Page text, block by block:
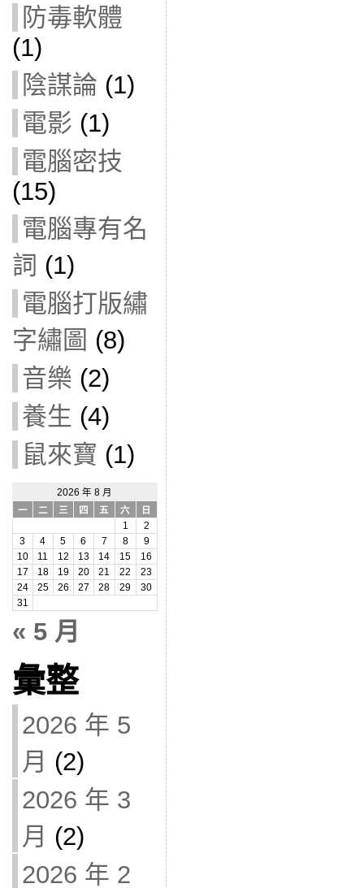
防毒軟體
(1)
陰謀論 (1)
電影 (1)
電腦密技
(15)
電腦專有名
詞 (1)
電腦打版繡
字繡圖 (8)
音樂 (2)
養生 (4)
鼠來寶 (1)
2026 年 8 月
一
二 三 四 五 六
日
1
2
3
4 5 6 7 8
9
10
11 12 13 14 15
16
17
18 19 20 21 22
23
24
25 26 27 28 29
30
31
« 5 月
彙整
2026 年 5
月 (2)
2026 年 3
月 (2)
2026 年 2